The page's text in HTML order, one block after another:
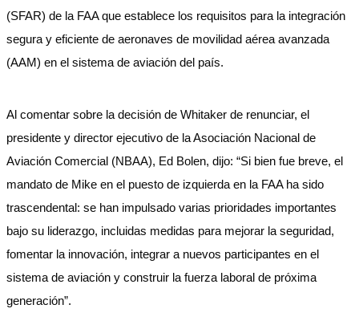
(SFAR) de la FAA que establece los requisitos para la integración
segura y eficiente de aeronaves de movilidad aérea avanzada
(AAM) en el sistema de aviación del país.
Al comentar sobre la decisión de Whitaker de renunciar, el
presidente y director ejecutivo de la Asociación Nacional de
Aviación Comercial (NBAA), Ed Bolen, dijo: “Si bien fue breve, el
mandato de Mike en el puesto de izquierda en la FAA ha sido
trascendental: se han impulsado varias prioridades importantes
bajo su liderazgo, incluidas medidas para mejorar la seguridad,
fomentar la innovación, integrar a nuevos participantes en el
sistema de aviación y construir la fuerza laboral de próxima
generación”.